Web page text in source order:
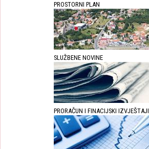
PROSTORNI PLAN
SLUŽBENE NOVINE
PRORAČUN I FINACIJSKI IZVJEŠTAJI